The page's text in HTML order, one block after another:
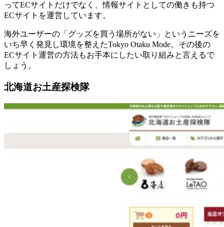
ってECサイトだけでなく、情報サイトとしての働きも持つ
ECサイトを運営しています。
海外ユーザーの「グッズを買う場所がない」というニーズを
いち早く発見し環境を整えたTokyo Otaku Mode。その後の
ECサイト運営の方法もお手本にしたい取り組みと言えるで
しょう。
北海道お土産探検隊